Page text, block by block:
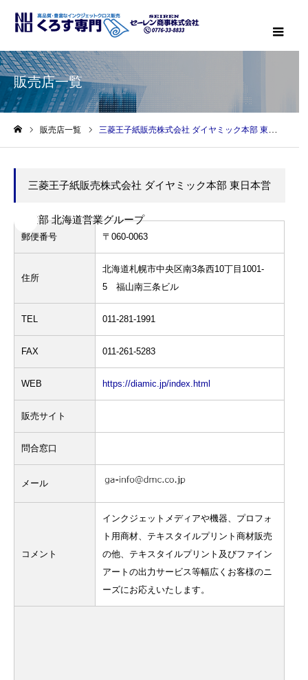
販売店一覧
販売店一覧 三菱王子紙販売株式会社 ダイヤミック本部 東日本営業部 北海道営業グループ
三菱王子紙販売株式会社 ダイヤミック本部 東日本営
業部 北海道営業グループ
郵便番号 〒060-0063
住所
北海道札幌市中央区南3条西10丁目1001-
5 福山南三条ビル
TEL 011-281-1991
FAX 011-261-5283
WEB https://diamic.jp/index.html
販売サイト
問合窓口
メール
コメント
インクジェットメディアや機器、プロフォ
ト用商材、テキスタイルプリント商材販売
の他、テキスタイルプリント及びファイン
アートの出力サービス等幅広くお客様のニ
ーズにお応えいたします。